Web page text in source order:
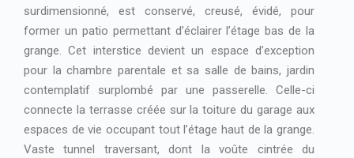
surdimensionné, est conservé, creusé, évidé, pour
former un patio permettant d’éclairer l’étage bas de la
grange. Cet interstice devient un espace d’exception
pour la chambre parentale et sa salle de bains, jardin
contemplatif surplombé par une passerelle. Celle-ci
connecte la terrasse créée sur la toiture du garage aux
espaces de vie occupant tout l’étage haut de la grange.
Vaste tunnel traversant, dont la voûte cintrée du